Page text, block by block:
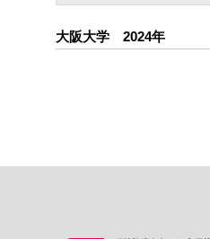
大阪大学 2024年